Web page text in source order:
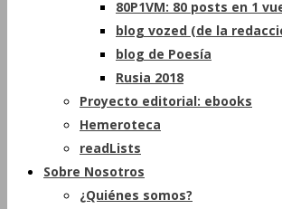
80P1VM: 80 posts en 1
blog vozed (de la
blog de Poesía
Rusia 2018
Proyecto editorial: ebooks
Hemeroteca
readLists
Sobre Nosotros
¿Quiénes somos?